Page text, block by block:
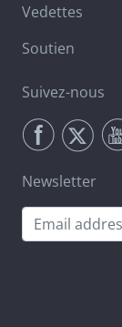
Vedettes
Soutien
Suivez-nous
Newsletter